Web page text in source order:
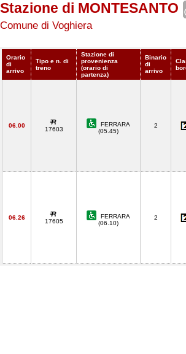
Stazione di MONTESANTO
Comune di Voghiera
Orario
di
arrivo
Tipo e n. di
treno
Stazione di
provenienza
(orario di
partenza)
Binario
di
arrivo
06.00
17603
FERRARA
(05.45)
2
06.26
17605
FERRARA
(06.10)
2